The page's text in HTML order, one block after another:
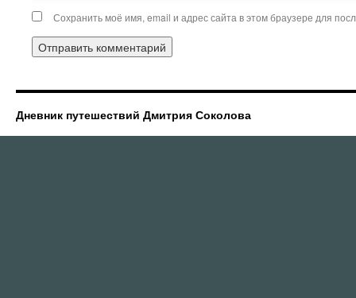
Сохранить моё имя, email и адрес сайта в этом браузере для
Дневник путешествий Дмитрия Соколова